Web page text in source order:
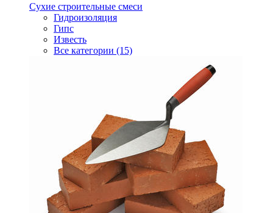
Сухие строительные смеси
Гидроизоляция
Гипс
Известь
Все категории (15)